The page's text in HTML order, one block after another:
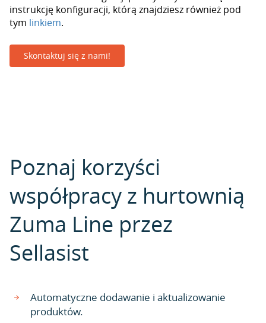
instrukcję konfiguracji, którą znajdziesz również pod
tym linkiem.
Skontaktuj się z nami!
Poznaj korzyści
współpracy z hurtownią
Zuma Line przez
Sellasist
Automatyczne dodawanie i aktualizowanie
produktów.